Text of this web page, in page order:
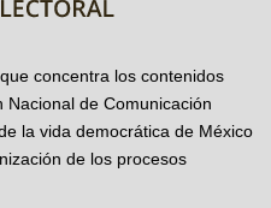
concentra los contenidos
de Comunicación
la vida democrática de México
de los procesos